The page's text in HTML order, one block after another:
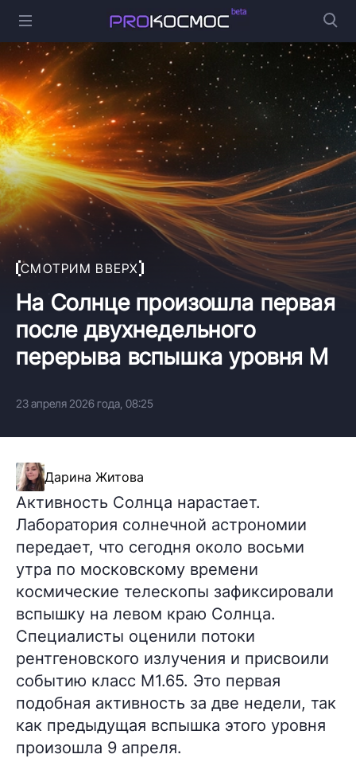
СМОТРИМ ВВЕРХ
На Солнце произошла первая
после двухнедельного
перерыва вспышка уровня M
23 апреля 2026 года, 08:25
Дарина Житова
Активность Солнца нарастает.
Лаборатория солнечной астрономии
передает, что сегодня около восьми
утра по московскому времени
космические телескопы зафиксировали
вспышку на левом краю Солнца.
Специалисты оценили потоки
рентгеновского излучения и присвоили
событию класс M1.65. Это первая
подобная активность за две недели, так
как предыдущая вспышка этого уровня
произошла 9 апреля.